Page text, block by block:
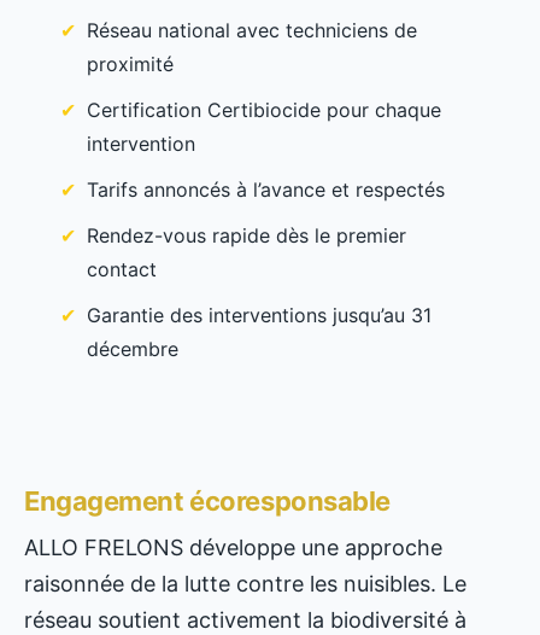
Réseau national avec techniciens de
proximité
Certification Certibiocide pour chaque
intervention
Tarifs annoncés à l’avance et respectés
Rendez-vous rapide dès le premier
contact
Garantie des interventions jusqu’au 31
décembre
Engagement écoresponsable
ALLO FRELONS développe une approche
raisonnée de la lutte contre les nuisibles. Le
réseau soutient activement la biodiversité à